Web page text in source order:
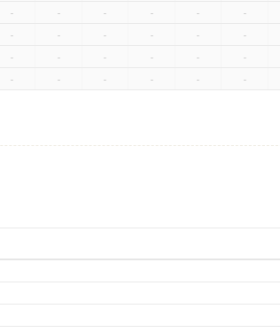
- - - - - -
- - - - - -
- - - - - -
- - - - - -